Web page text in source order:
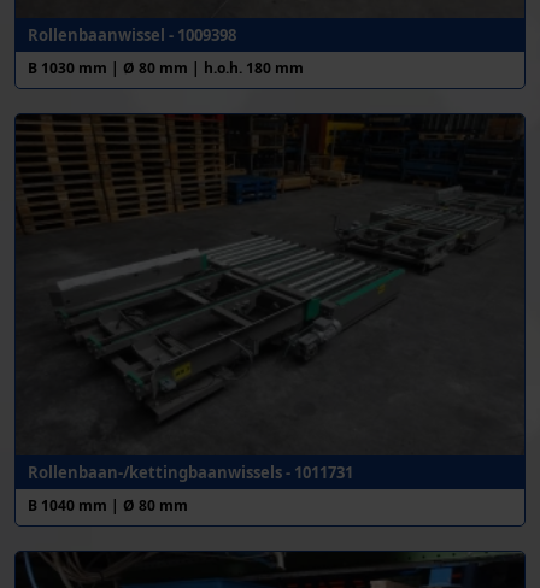
Rollenbaanwissel - 1009398
B 1030 mm | Ø 80 mm | h.o.h. 180 mm
Rollenbaan-/kettingbaanwissels - 1011731
B 1040 mm | Ø 80 mm